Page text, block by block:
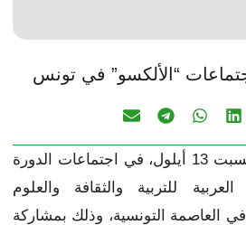
“الألكسو” في تونس
شاركت سوريا أمس، السبت 13 أيلول، في اجتماعات الدورة
للتربية والثقافة والعلوم
العاصمة التونسية، وذلك بمشاركة